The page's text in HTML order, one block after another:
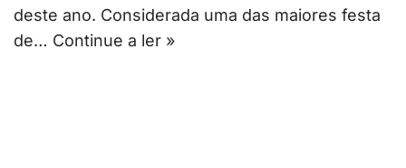
deste ano. Considerada uma das maiores festa
de… Continue a ler »